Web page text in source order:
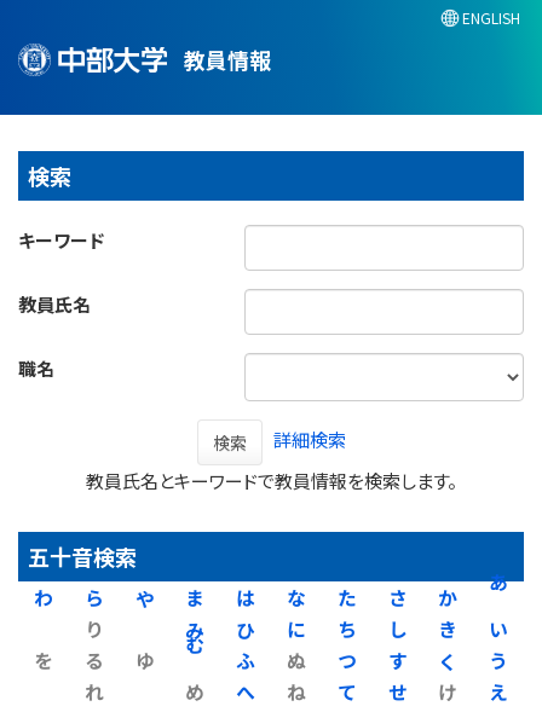
教員情報
ENGLISH
検索
キーワード
教員氏名
職名
検索
詳細検索
教員氏名とキーワードで教員情報を検索します。
五十音検索
あ
い
う
え
か
き
く
け
さ
し
す
せ
た
ち
つ
て
な
に
ぬ
ね
は
ひ
ふ
へ
ま
み
む
め
や
ゆ
ら
り
る
れ
わ
を